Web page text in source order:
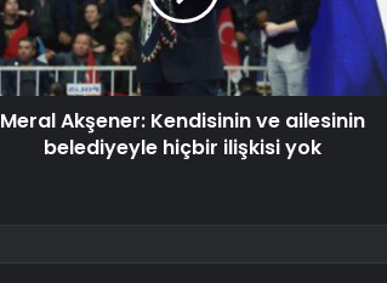
Meral Akşener: Kendisinin ve ailesinin
belediyeyle hiçbir ilişkisi yok